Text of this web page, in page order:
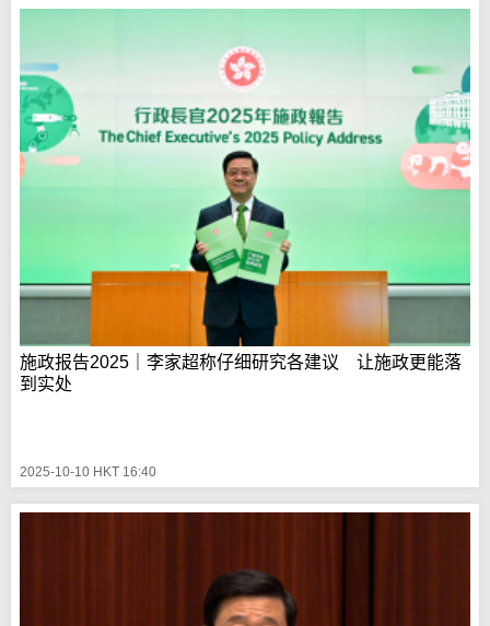
施政报告2025｜李家超称仔细研究各建议 让施政更能落
到实处
2025-10-10 HKT 16:40